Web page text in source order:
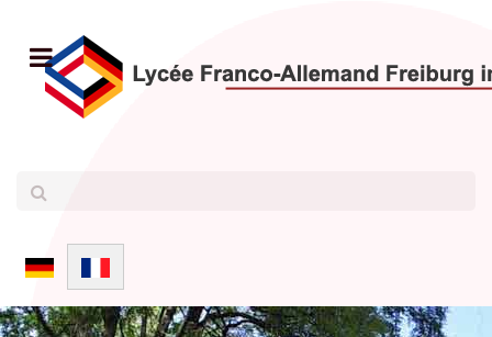
Sélectionnez votre langue